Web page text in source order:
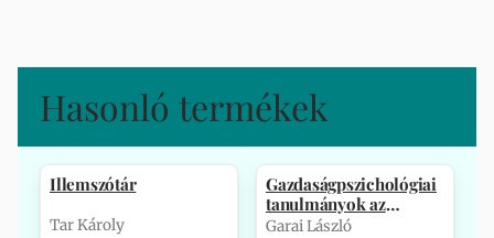
Hasonló termékek
Illemszótár
Tar Károly
Gazdaságpszichológiai
tanulmányok az
egyetemről
Garai László